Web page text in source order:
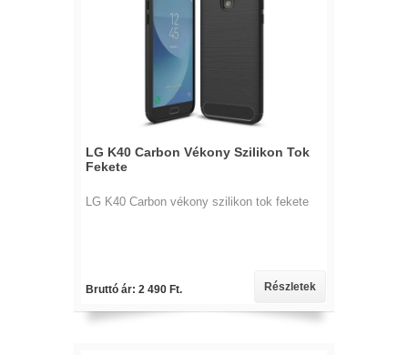
LG K40 Carbon Vékony Szilikon Tok
Fekete
LG K40 Carbon vékony szilikon tok fekete
Bruttó ár: 2 490 Ft. Részletek